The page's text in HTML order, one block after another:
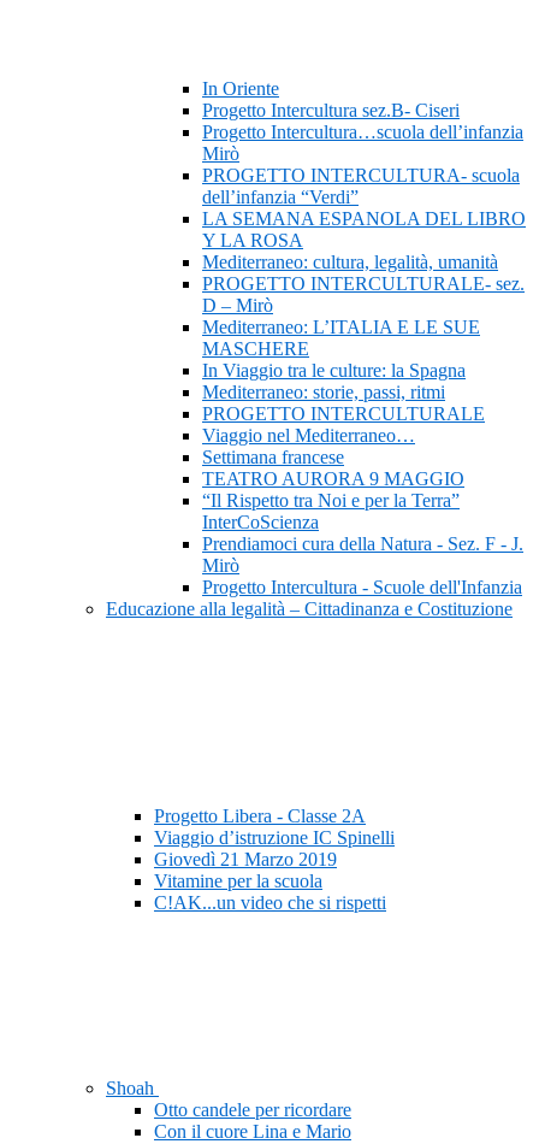
In Oriente
Progetto Intercultura sez.B- Ciseri
Progetto Intercultura…scuola dell’infanzia
Mirò
PROGETTO INTERCULTURA- scuola
dell’infanzia “Verdi”
LA SEMANA ESPANOLA DEL LIBRO
Y LA ROSA
Mediterraneo: cultura, legalità, umanità
PROGETTO INTERCULTURALE- sez.
D – Mirò
Mediterraneo: L’ITALIA E LE SUE
MASCHERE
In Viaggio tra le culture: la Spagna
Mediterraneo: storie, passi, ritmi
PROGETTO INTERCULTURALE
Viaggio nel Mediterraneo…
Settimana francese
TEATRO AURORA 9 MAGGIO
“Il Rispetto tra Noi e per la Terra”
InterCoScienza
Prendiamoci cura della Natura - Sez. F - J.
Mirò
Progetto Intercultura - Scuole dell'Infanzia
Educazione alla legalità – Cittadinanza e Costituzione
Progetto Libera - Classe 2A
Viaggio d’istruzione IC Spinelli
Giovedì 21 Marzo 2019
Vitamine per la scuola
C!AK...un video che si rispetti
Shoah
Otto candele per ricordare
Con il cuore Lina e Mario